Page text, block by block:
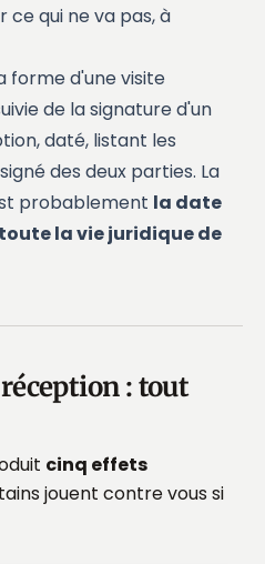
qui ne va pas, à
forme d'une visite
de la signature d'un
, daté, listant les
des deux parties. La
probablement la date
la vie juridique de
: tout
cinq effets
jouent contre vous si